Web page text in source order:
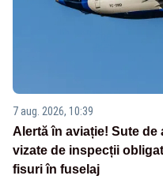
7 aug. 2026, 10:39
Alertă în aviație! Sute de
vizate de inspecții
fisuri în fuselaj